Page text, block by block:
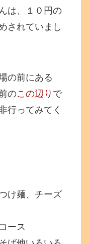
は、１０円の
されていまし
の前にある
のこの辺り で
行ってみてく
け麺、チーズ
ース